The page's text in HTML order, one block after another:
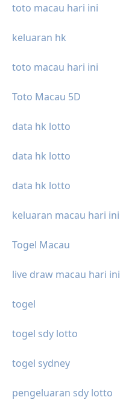
toto macau hari ini
keluaran hk
toto macau hari ini
Toto Macau 5D
data hk lotto
data hk lotto
data hk lotto
keluaran macau hari ini
Togel Macau
live draw macau hari ini
togel
togel sdy lotto
togel sydney
pengeluaran sdy lotto